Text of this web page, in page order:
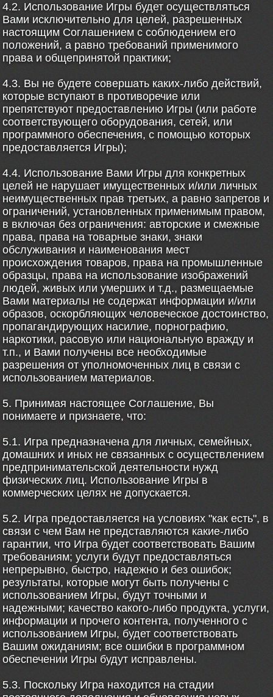
4.2. Использование Игры будет осуществляться
Вами исключительно для целей, разрешенных
настоящим Соглашением с соблюдением его
положений, а равно требований применимого
права и общепринятой практики;
4.3. Вы не будете совершать каких-либо действий,
которые вступают в противоречие или
препятствуют предоставлению Игры (или работе
соответствующего оборудования, сетей, или
программного обеспечения, с помощью которых
предоставляется Игры);
4.4. Использование Вами Игры для конкретных
целей не нарушает имущественных и/или личных
неимущественных прав третьих, а равно запретов и
ограничений, установленных применимым правом,
в включая без ограничения: авторские и смежные
права, права на товарные знаки, знаки
обслуживания и наименования мест
происхождения товаров, права на промышленные
образцы, права на использование изображений
людей, живых или умерших и т.д., размещаемые
Вами материалы не содержат информации и/или
образов, оскорбляющих человеческое достоинство,
пропагандирующих насилие, порнографию,
наркотики, расовую или национальную вражду и
т.п., и Вами получены все необходимые
разрешения от уполномоченных лиц в связи с
использованием материалов.
5. Принимая настоящее Соглашение, Вы
понимаете и признаете, что:
5.1. Игра предназначена для личных, семейных,
домашних и иных не связанных с осуществлением
предпринимательской деятельности нужд
физических лиц. Использование Игры в
коммерческих целях не допускается.
5.2. Игра предоставляется на условиях "как есть", в
связи с чем Вам не представляются какие-либо
гарантии, что Игра будет соответствовать Вашим
требованиям; услуги будут предоставляться
непрерывно, быстро, надежно и без ошибок;
результаты, которые могут быть получены с
использованием Игры, будут точными и
надежными; качество какого-либо продукта, услуги,
информации и прочего контента, полученного с
использованием Игры, будет соответствовать
Вашим ожиданиям; все ошибки в программном
обеспечении Игры будут исправлены.
5.3. Поскольку Игра находится на стадии